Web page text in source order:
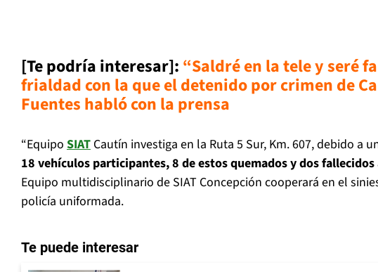
[Te podría interesar]: “Saldré en la tele y seré
frialdad con la que el detenido por crimen de
Fuentes habló con la prensa
“Equipo SIAT Cautín investiga en la Ruta 5 Sur, Km. 607, debido a
18 vehículos participantes, 8 de estos quemados y dos
Equipo multidisciplinario de SIAT Concepción cooperará en el
policía uniformada.
Te puede interesar